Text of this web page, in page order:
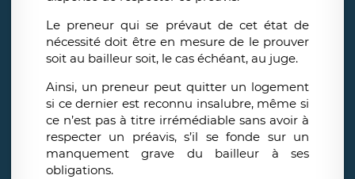
Le preneur qui se prévaut de cet état de
nécessité doit être en mesure de le prouver
soit au bailleur soit, le cas échéant, au juge.
Ainsi, un preneur peut quitter un logement
si ce dernier est reconnu insalubre, même si
ce n’est pas à titre irrémédiable sans avoir à
respecter un préavis, s’il se fonde sur un
manquement grave du bailleur à ses
obligations.